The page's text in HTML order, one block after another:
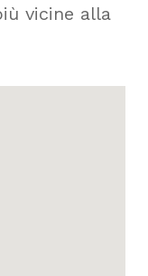
vicine alla